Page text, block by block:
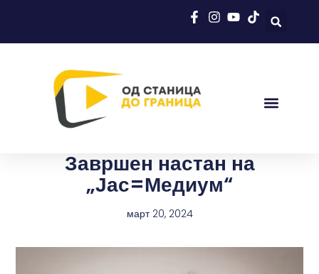
Завршен настан на
„Јас=Медиум“
март 20, 2024